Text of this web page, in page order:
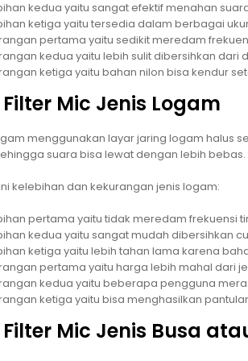
kedua yaitu sangat efektif menahan
ketiga yaitu tersedia dalam berbagai
pertama yaitu sedikit meredam
kedua yaitu lebih sulit dibersihkan dari
ketiga yaitu bahan nilon bisa kendur
Filter Mic Jenis Logam
menggunakan layar jaring logam halus
suara bisa lewat dengan lebih
kelebihan dan kekurangan jenis logam:
pertama yaitu tidak meredam frekuensi
kedua yaitu sangat mudah dibersihkan
ketiga yaitu lebih tahan lama karena
pertama yaitu harga lebih mahal dari
kedua yaitu beberapa pengguna
ketiga yaitu bisa menghasilkan
Filter Mic Jenis Busa